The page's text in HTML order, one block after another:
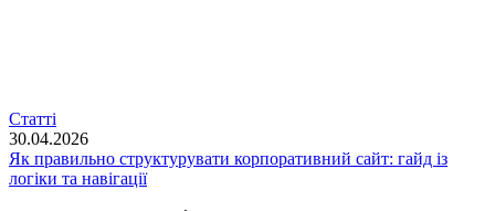
Статті
30.04.2026
Як правильно структурувати корпоративний сайт: гайд із
логіки та навігації